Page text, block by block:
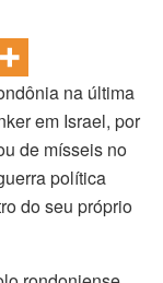
na última
em Israel, por
de mísseis no
política
do seu próprio